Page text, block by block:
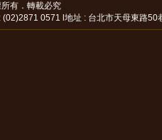
有．轉載必究
0571 l地址 : 台北市天母東路